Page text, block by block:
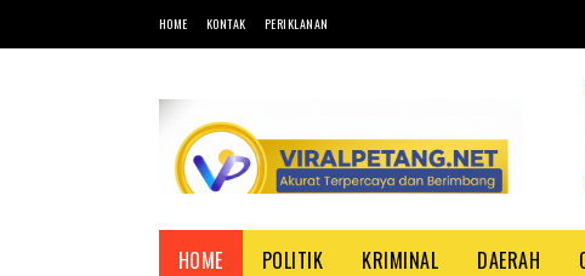
HOME KONTAK PERIKLANAN
HOME POLITIK KRIMINAL DAERAH